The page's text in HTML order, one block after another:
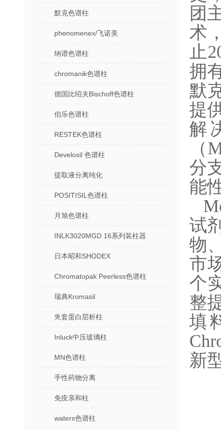
默克色谱柱
phenomenex/飞诺美
纳谱色谱柱
chromanik色谱柱
德国比绍夫Bischoff色谱柱
伯乐色谱柱
RESTEK色谱柱
Develosil 色谱柱
提取液分离纯化
POSITISIL色谱柱
月旭色谱柱
INLK3020MGD 16系列装柱器
日本昭和SHODEX
Chromatopak Peerless色谱柱
瑞典Kromasil
夹套蛋白层析柱
Inluck中压玻璃柱
MN色谱柱
手性药物分离
免疫亲和柱
waters色谱柱
团
术
止
拥
默
提
解
（
分
能
试
物
市
个
整
填
新